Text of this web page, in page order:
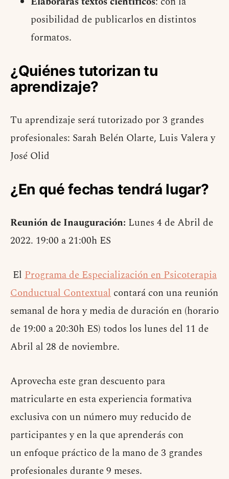
posibilidad de publicarlos en distintos
formatos.
¿Quiénes tutorizan tu
aprendizaje?
Tu aprendizaje será tutorizado por 3 grandes
profesionales: Sarah Belén Olarte, Luis Valera y
José Olid
¿En qué fechas tendrá lugar?
Reunión de Inauguración: Lunes 4 de Abril de
2022. 19:00 a 21:00h ES
El Programa de Especialización en Psicoterapia
Conductual Contextual contará con una reunión
semanal de hora y media de duración en (horario
de 19:00 a 20:30h ES) todos los lunes del 11 de
Abril al 28 de noviembre.
Aprovecha este gran descuento para
matricularte en esta experiencia formativa
exclusiva con un número muy reducido de
participantes y en la que aprenderás con
un enfoque práctico de la mano de 3 grandes
profesionales durante 9 meses.